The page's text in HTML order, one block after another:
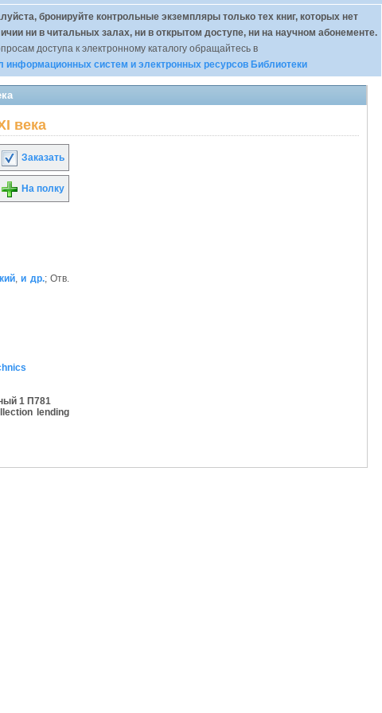
бронируйте контрольные экземпляры только тех книг, которых нет
ни в читальных залах, ни в открытом доступе, ни на научном абонементе.
доступа к электронному каталогу обращайтесь в
информационных систем и электронных ресурсов Библиотеки
века
Заказать
На полку
,и др.; Отв.
1 П781
lending